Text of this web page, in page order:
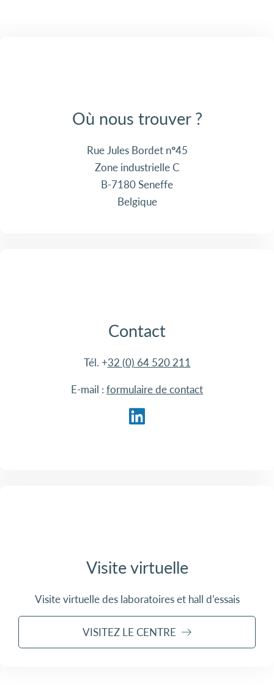
Où nous trouver ?
Rue Jules Bordet n°45
Zone industrielle C
B-7180 Seneffe
Belgique
Contact
Tél. +32 (0) 64 520 211
E-mail : formulaire de contact
Visite virtuelle
Visite virtuelle des laboratoires et hall d’essais
VISITEZ LE CENTRE